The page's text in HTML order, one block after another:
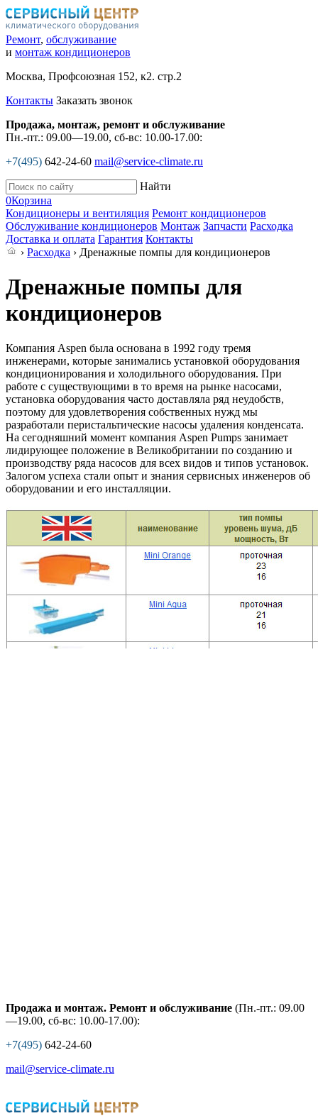
Ремонт, обслуживание
и монтаж кондиционеров
Москва, Профсоюзная 152, к2. стр.2
Контакты Заказать звонок
Продажа, монтаж, ремонт и обслуживание
Пн.-пт.: 09.00—19.00, сб-вс: 10.00-17.00:
+7(495) 642-24-60 mail@service-climate.ru
Найти
0Корзина
Кондиционеры и вентиляция Ремонт кондиционеров
Обслуживание кондиционеров Монтаж Запчасти Расходка
Доставка и оплата Гарантия Контакты
› Расходка › Дренажные помпы для кондиционеров
Дренажные помпы для
кондиционеров
Компания Aspen была основана в 1992 году тремя
инженерами, которые занимались установкой оборудования
кондиционирования и холодильного оборудования. При
работе с существующими в то время на рынке насосами,
установка оборудования часто доставляла ряд неудобств,
поэтому для удовлетворения собственных нужд мы
разработали перистальтические насосы удаления конденсата.
На сегодняшний момент компания Aspen Pumps занимает
лидирующее положение в Великобритании по созданию и
производству ряда насосов для всех видов и типов установок.
Залогом успеха стали опыт и знания сервисных инженеров об
оборудовании и его инсталляции.
Продажа и монтаж. Ремонт и обслуживание (Пн.-пт.: 09.00
—19.00, сб-вс: 10.00-17.00):
+7(495) 642-24-60
mail@service-climate.ru